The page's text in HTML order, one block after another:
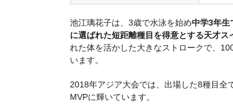
池江璃花子は、3歳で水泳を始め中学3年生
に選ばれた短距離種目を得意とする天才ス
れた体を活かした大きなストロークで、
います。
2018年アジア大会では、出場した8種目全
MVPに輝いています。